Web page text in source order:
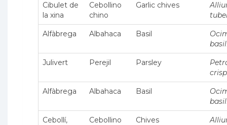
Cibulet de
la xina
Cebollino
chino
Garlic chives
Alfàbrega Albahaca Basil
Julivert Perejil Parsley
Alfàbrega Albahaca Basil
Cebollí,
Cebollino
Chives